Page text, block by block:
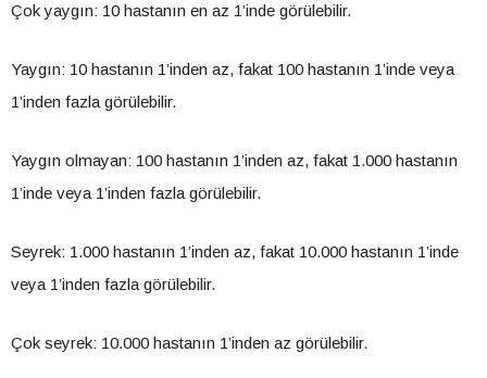
Çok yaygın: 10 hastanın en az 1’inde görülebilir.
Yaygın: 10 hastanın 1’inden az, fakat 100 hastanın 1’inde veya
1’inden fazla görülebilir.
Yaygın olmayan: 100 hastanın 1’inden az, fakat 1.000 hastanın
1’inde veya 1’inden fazla görülebilir.
Seyrek: 1.000 hastanın 1’inden az, fakat 10.000 hastanın 1’inde
veya 1’inden fazla görülebilir.
Çok seyrek: 10.000 hastanın 1’inden az görülebilir.